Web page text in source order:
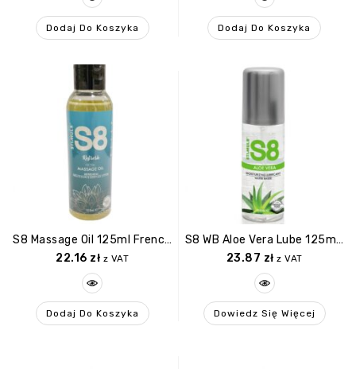
Dodaj Do Koszyka Dodaj Do Koszyka
S8 Massage Oil 125ml French Plum & Egyptian Cotton
22.16 zł z VAT
Dodaj Do Koszyka
S8 WB Aloe Vera Lube 125ml Aloe Vera
23.87 zł z VAT
Dowiedz Się Więcej